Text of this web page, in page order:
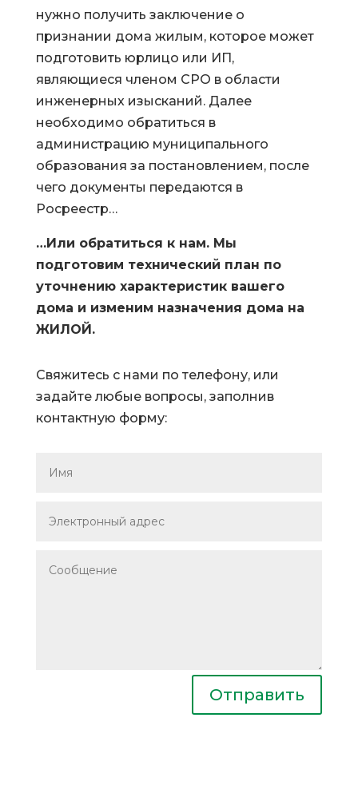
нужно получить заключение о
признании дома жилым, которое может
подготовить юрлицо или ИП,
являющиеся членом СРО в области
инженерных изысканий. Далее
необходимо обратиться в
администрацию муниципального
образования за постановлением, после
чего документы передаются в
Росреестр…
…Или обратиться к нам. Мы
подготовим технический план по
уточнению характеристик вашего
дома и изменим назначения дома на
ЖИЛОЙ.
Свяжитесь с нами по телефону, или
задайте любые вопросы, заполнив
контактную форму:
Отправить